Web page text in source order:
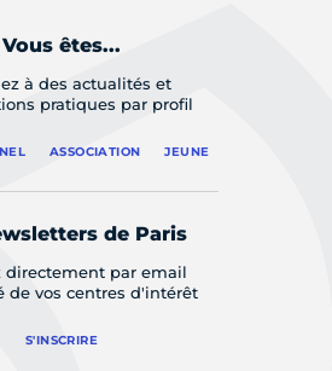
Vous êtes...
à des actualités et
pratiques par profil
ASSOCIATION JEUNE
de Paris
directement par email
de vos centres d'intérêt
S'INSCRIRE